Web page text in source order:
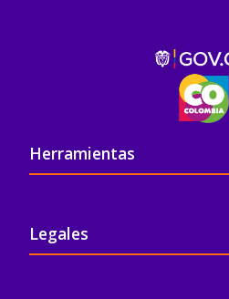
Pie de página
Herramientas
Legales